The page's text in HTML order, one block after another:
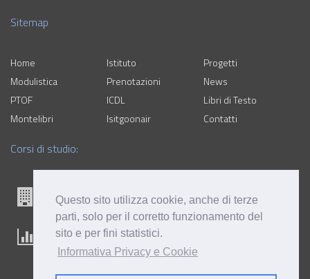
Questo sito utilizza cookie, anche di terze
parti, solo per il corretto funzionamento del
sito e per fini statistici.
Informativa Privacy e Cookie
Sitemap
Home Istituto
Progetti
Modulistica
Prenotazioni
News
PTOF
ICDL
Libri di Testo
Montelibri
Isitgoonair Contatti
Corsi di studio: